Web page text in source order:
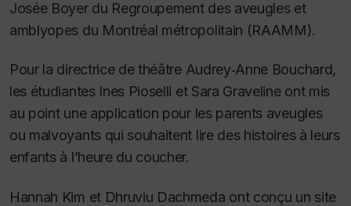
Josée Boyer du Regroupement des aveugles et
amblyopes du Montréal métropolitain (RAAMM).
Pour la directrice de théâtre Audrey‑Anne Bouchard,
les étudiantes Ines Pioselli et Sara Graveline ont mis
au point une application pour les parents aveugles
ou malvoyants qui souhaitent lire des histoires à leurs
enfants à l’heure du coucher.
Hannah Kim et Dhruviu Dachmeda ont conçu un site